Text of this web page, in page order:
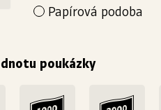
Papírová podoba
obdarovanému.
poukázky